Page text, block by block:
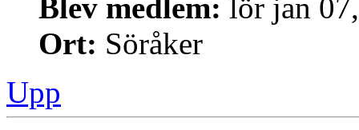
Blev medlem: lör jan
Ort: Söråker
Upp